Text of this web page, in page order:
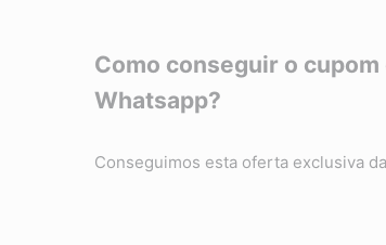
Como conseguir o
Whatsapp?
Conseguimos esta oferta exclusiva